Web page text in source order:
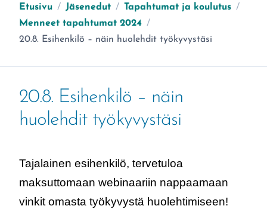
Etusivu / Jäsenedut / Tapahtumat ja koulutus /
Menneet tapahtumat 2024 /
Olet täällä:
20.8. Esihenkilö – näin huolehdit työkyvystäsi
20.8. Esihenkilö – näin
huolehdit työkyvystäsi
Tajalainen esihenkilö, tervetuloa
maksuttomaan webinaariin nappaamaan
vinkit omasta työkyvystä huolehtimiseen!